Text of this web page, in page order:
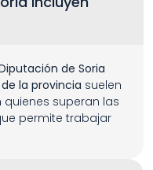
de Soria
la provincia suelen
quienes superan las
permite trabajar